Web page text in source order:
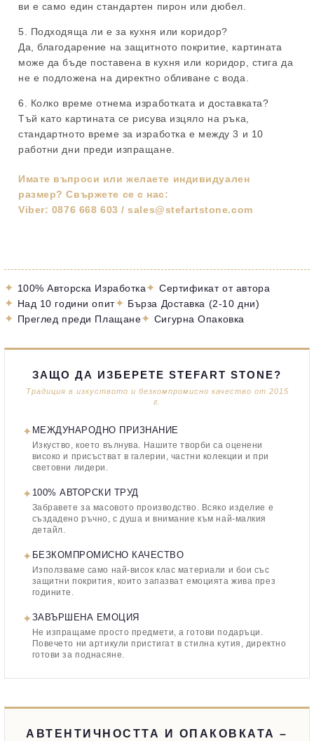
ви е само един стандартен пирон или дюбел.
5. Подходяща ли е за кухня или коридор?
Да, благодарение на защитното покритие, картината
може да бъде поставена в кухня или коридор, стига да
не е подложена на директно обливане с вода.
6. Колко време отнема изработката и доставката?
Тъй като картината се рисува изцяло на ръка,
стандартното време за изработка е между 3 и 10
работни дни преди изпращане.
Имате въпроси или желаете индивидуален
размер? Свържете се с нас:
Viber: 0876 668 603 / sales@stefartstone.com
✦ 100% Авторска Изработка✦ Сертификат от автора
✦ Над 10 години опит✦ Бърза Доставка (2-10 дни)
✦ Преглед преди Плащане✦ Сигурна Опаковка
ЗАЩО ДА ИЗБЕРЕТЕ STEFART STONE?
Традиция в изкуството и безкомпромисно качество от 2015
г.
✦ МЕЖДУНАРОДНО ПРИЗНАНИЕ
Изкуство, което вълнува. Нашите творби са оценени
високо и присъстват в галерии, частни колекции и при
световни лидери.
✦ 100% АВТОРСКИ ТРУД
Забравете за масовото производство. Всяко изделие е
създадено ръчно, с душа и внимание към най-малкия
детайл.
✦ БЕЗКОМПРОМИСНО КАЧЕСТВО
Използваме само най-висок клас материали и бои със
защитни покрития, които запазват емоцията жива през
годините.
✦ЗАВЪРШЕНА ЕМОЦИЯ
Не изпращаме просто предмети, а готови подаръци.
Повечето ни артикули пристигат в стилна кутия, директно
готови за поднасяне.
АВТЕНТИЧНОСТТА И ОПАКОВКАТА –